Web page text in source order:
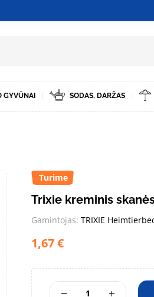
GYVŪNAI SODAS, DARŽAS
Turime
Trixie kreminis
Gamintojas: TRIXIE
1,67€